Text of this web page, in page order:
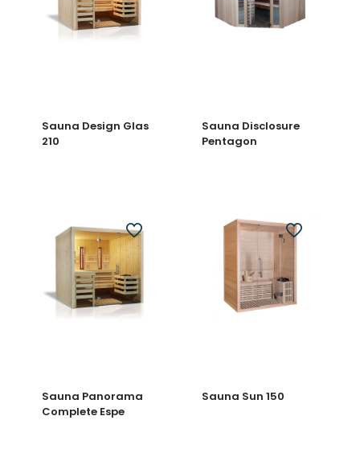
Sauna Design Glas
210
Sauna Disclosure
Pentagon
Sauna Panorama
Complete Espe
Sauna Sun 150